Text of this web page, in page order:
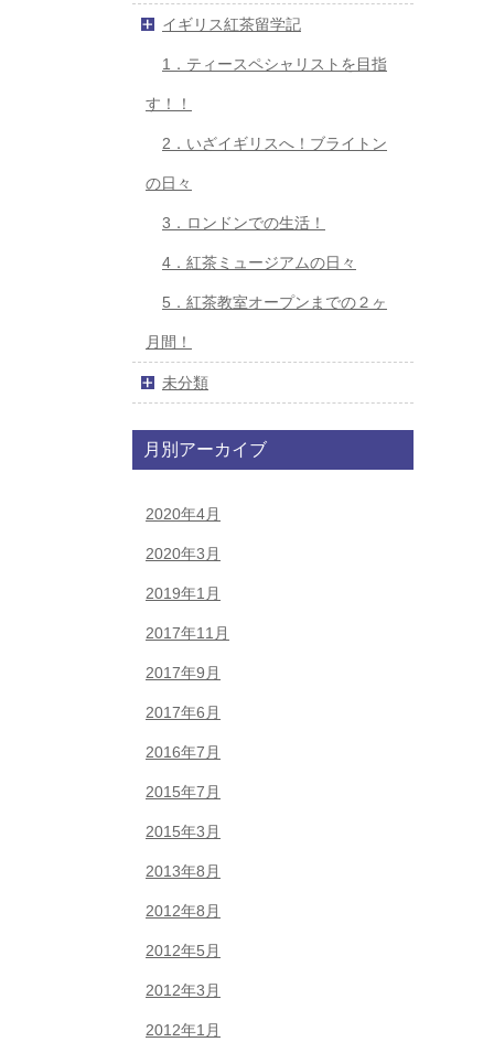
イギリス紅茶留学記
1．ティースペシャリストを目指
す！！
2．いざイギリスへ！ブライトン
の日々
3．ロンドンでの生活！
4．紅茶ミュージアムの日々
5．紅茶教室オープンまでの２ヶ
月間！
未分類
月別アーカイブ
2020年4月
2020年3月
2019年1月
2017年11月
2017年9月
2017年6月
2016年7月
2015年7月
2015年3月
2013年8月
2012年8月
2012年5月
2012年3月
2012年1月